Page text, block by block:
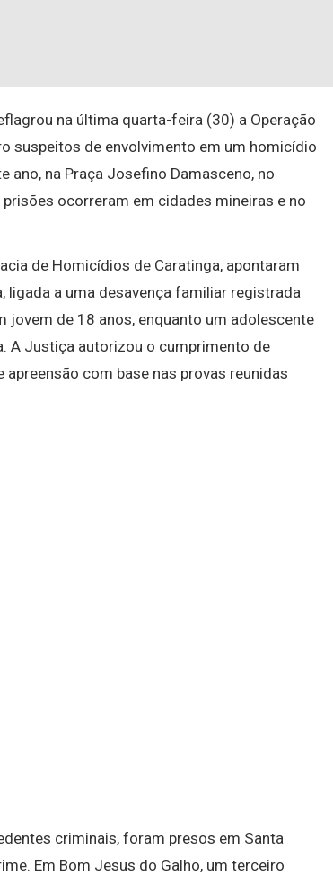
na última quarta-feira (30) a Operação
suspeitos de envolvimento em um homicídio
na Praça Josefino Damasceno, no
ocorreram em cidades mineiras e no
de Homicídios de Caratinga, apontaram
ligada a uma desavença familiar registrada
de 18 anos, enquanto um adolescente
A Justiça autorizou o cumprimento de
com base nas provas reunidas
criminais, foram presos em Santa
Em Bom Jesus do Galho, um terceiro